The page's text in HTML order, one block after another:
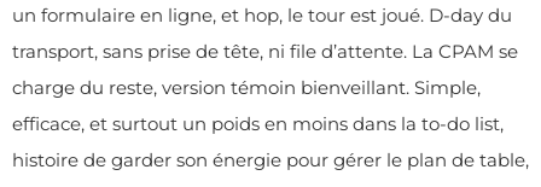
un formulaire en ligne, et hop, le tour est joué. D-day du
transport, sans prise de tête, ni file d’attente. La CPAM se
charge du reste, version témoin bienveillant. Simple,
efficace, et surtout un poids en moins dans la to-do list,
histoire de garder son énergie pour gérer le plan de table,